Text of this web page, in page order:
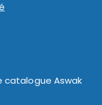
catalogue Aswak